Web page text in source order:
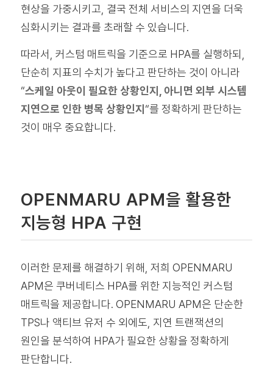
현상을 가중시키고, 결국 전체 서비스의 지연을 더욱
심화시키는 결과를 초래할 수 있습니다.
따라서, 커스텀 매트릭을 기준으로 HPA를 실행하되,
단순히 지표의 수치가 높다고 판단하는 것이 아니라
“스케일 아웃이 필요한 상황인지, 아니면 외부 시스템
지연으로 인한 병목 상황인지“를 정확하게 판단하는
것이 매우 중요합니다.
OPENMARU APM을 활용한
지능형 HPA 구현
이러한 문제를 해결하기 위해, 저희 OPENMARU
APM은 쿠버네티스 HPA를 위한 지능적인 커스텀
매트릭을 제공합니다. OPENMARU APM은 단순한
TPS나 액티브 유저 수 외에도, 지연 트랜잭션의
원인을 분석하여 HPA가 필요한 상황을 정확하게
판단합니다.